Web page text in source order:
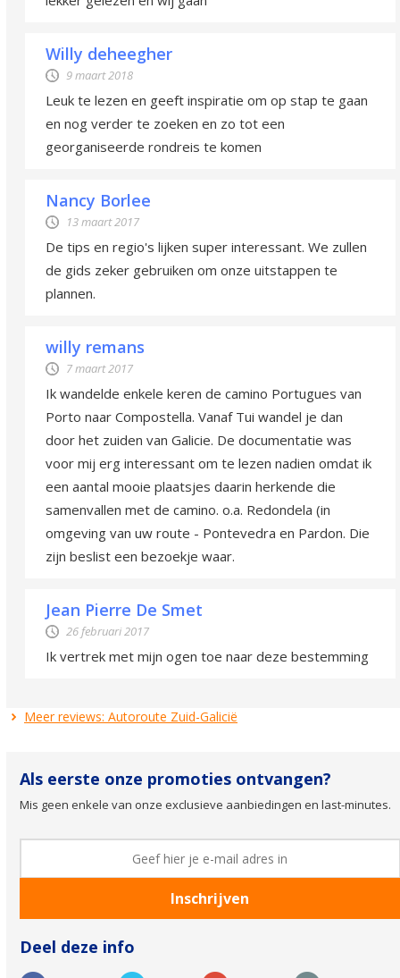
Willy deheegher
9 maart 2018
Leuk te lezen en geeft inspiratie om op stap te gaan
en nog verder te zoeken en zo tot een
georganiseerde rondreis te komen
Nancy Borlee
13 maart 2017
De tips en regio's lijken super interessant. We zullen
de gids zeker gebruiken om onze uitstappen te
plannen.
willy remans
7 maart 2017
Ik wandelde enkele keren de camino Portugues van
Porto naar Compostella. Vanaf Tui wandel je dan
door het zuiden van Galicie. De documentatie was
voor mij erg interessant om te lezen nadien omdat ik
een aantal mooie plaatsjes daarin herkende die
samenvallen met de camino. o.a. Redondela (in
omgeving van uw route - Pontevedra en Pardon. Die
zijn beslist een bezoekje waar.
Jean Pierre De Smet
26 februari 2017
Ik vertrek met mijn ogen toe naar deze bestemming
Meer reviews: Autoroute Zuid-Galicië
Als eerste onze promoties ontvangen?
Mis geen enkele van onze exclusieve aanbiedingen en last-minutes.
Deel deze info